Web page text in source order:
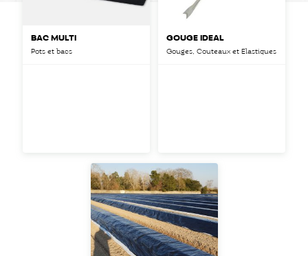
BAC MULTI
Pots et bacs
GOUGE IDEAL
Gouges, Couteaux et Elastiques